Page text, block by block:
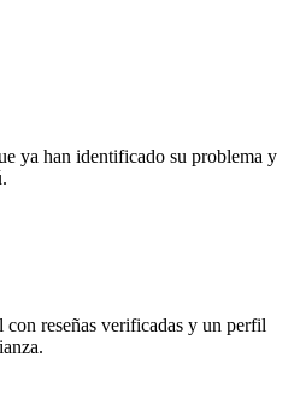
ya han identificado su problema y
reseñas verificadas y un perfil